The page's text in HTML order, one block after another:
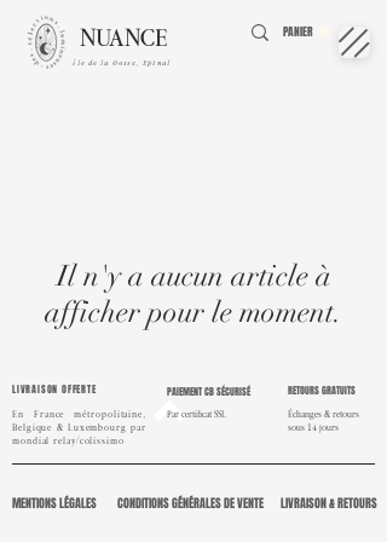
NUANCE PANIER
île de la Gosse, Epinal
Il n'y a aucun article à
afficher pour le moment.
LIVRAISON OFFERTE
En France métropolitaine,
Belgique & Luxembourg par
mondialrelay/colissimo
Par certificat SSL
PAIEMENT CB SÉCURISÉ RETOURS GRATUITS
Échanges & retours
sous 14 jours
MENTIONS LÉGALES CONDITIONS GÉNÉRALES DE VENTE LIVRAISON & RETOURS